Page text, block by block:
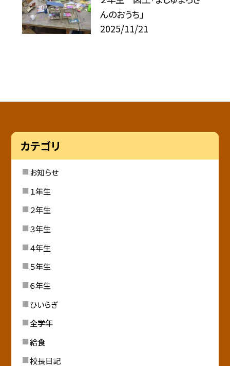
んのおうち」
2025/11/21
カテゴリ
お知らせ
１年生
２年生
３年生
４年生
５年生
６年生
ひいらぎ
全学年
給食
校長日記